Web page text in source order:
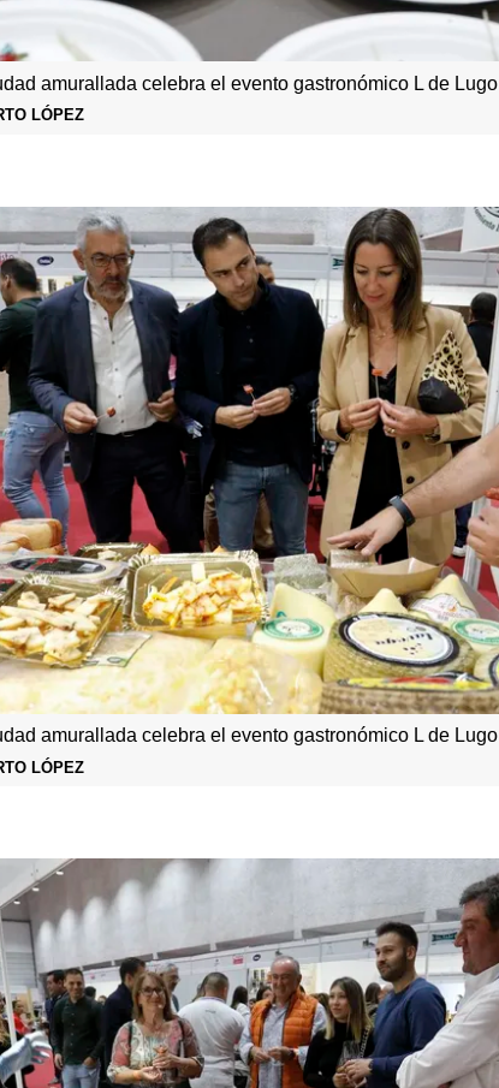
amurallada celebra el evento gastronómico L de Lugo
LÓPEZ
amurallada celebra el evento gastronómico L de Lugo
LÓPEZ